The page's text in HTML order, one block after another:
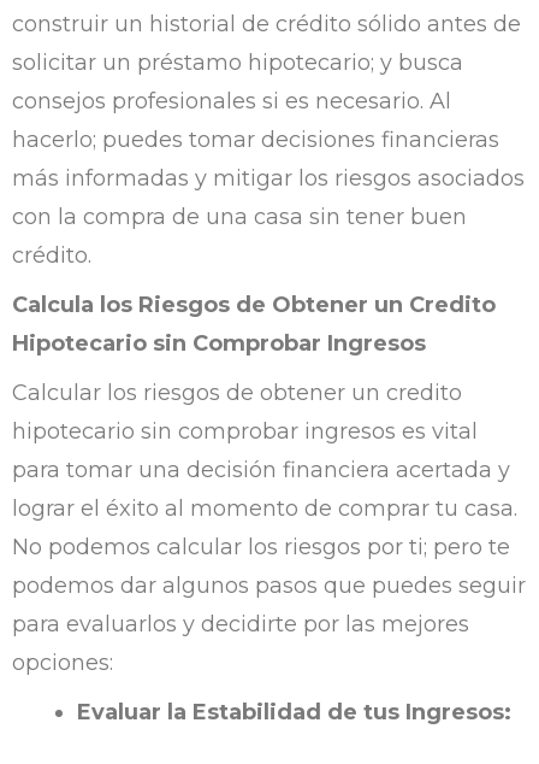
construir un historial de crédito sólido antes de
solicitar un préstamo hipotecario; y busca
consejos profesionales si es necesario. Al
hacerlo; puedes tomar decisiones financieras
más informadas y mitigar los riesgos asociados
con la compra de una casa sin tener buen
crédito.
Calcula los Riesgos de Obtener un Credito
Hipotecario sin Comprobar Ingresos
Calcular los riesgos de obtener un credito
hipotecario sin comprobar ingresos es vital
para tomar una decisión financiera acertada y
lograr el éxito al momento de comprar tu casa.
No podemos calcular los riesgos por ti; pero te
podemos dar algunos pasos que puedes seguir
para evaluarlos y decidirte por las mejores
opciones:
Evaluar la Estabilidad de tus Ingresos: